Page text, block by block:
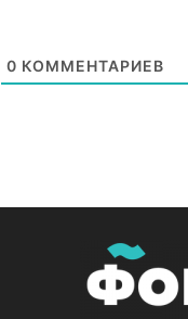
0 КОММЕНТАРИЕВ